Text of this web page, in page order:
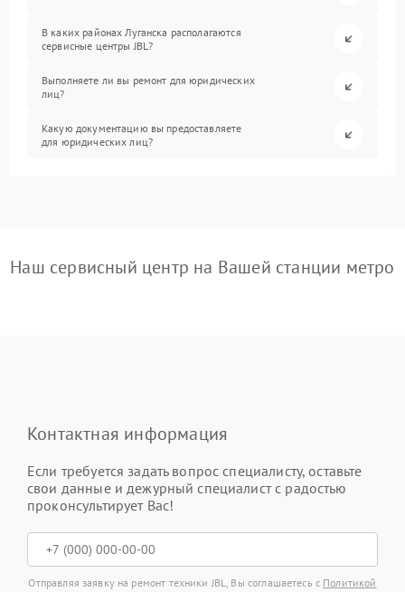
В каких районах Луганска располагаются
сервисные центры JBL?
Выполняете ли вы ремонт для юридических
лиц?
Какую документацию вы предоставляете
для юридических лиц?
Наш сервисный центр на Вашей станции метро
Контактная информация
Если требуется задать вопрос специалисту, оставьте
свои данные и дежурный специалист с радостью
проконсультирует Вас!
Отправляя заявку на ремонт техники JBL, Вы соглашаетесь с Политикой